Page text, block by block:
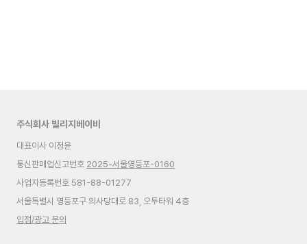
주식회사 빌리지베이비
대표이사 이정윤
통신판매업신고번호 2025-서울영등포-0160
사업자등록번호 581-88-01277
서울특별시 영등포구 의사당대로 83, 오투타워 4층
입점/광고 문의